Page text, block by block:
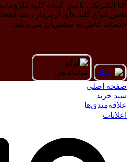
آلتا الکتریک ، تامین کننده کلیه
پخش انواع گلند های آرمردار ، ضد
خدمات کامل به مشتریان می باشد.
صفحه اصلی
سبد خرید
علاقه‌مندی‌ها
اعلانات